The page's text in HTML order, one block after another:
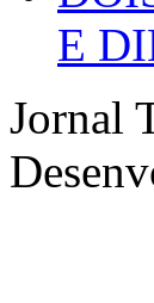
E
Jornal